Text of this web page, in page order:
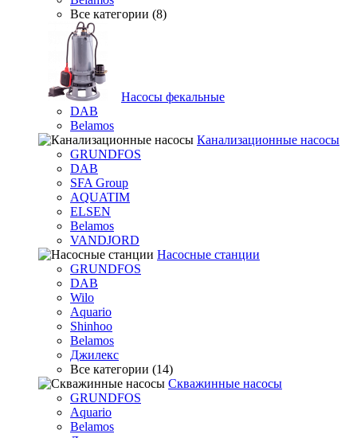
Все категории (8)
Насосы фекальные
DAB
Belamos
Канализационные насосы
GRUNDFOS
DAB
SFA Group
AQUATIM
ELSEN
Belamos
VANDJORD
Насосные станции
GRUNDFOS
DAB
Wilo
Aquario
Shinhoo
Belamos
Джилекс
Все категории (14)
Скважинные насосы
GRUNDFOS
Aquario
Belamos